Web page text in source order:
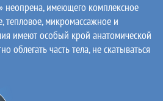
имеющего комплексное
тепловое, микромассажное и
имеют особый крой анатомической
облегать часть тела, не скатываться